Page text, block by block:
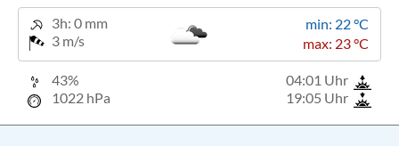
3h: 0 mm
3 m/s
min: 22 °C
max: 23 °C
43%
04:01 Uhr
1022 hPa
19:05 Uhr